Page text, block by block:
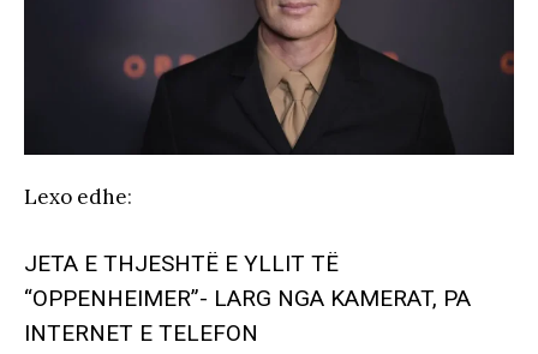
Lexo edhe:
JETA E THJESHTË E YLLIT TË
“OPPENHEIMER”- LARG NGA KAMERAT, PA
INTERNET E TELEFON